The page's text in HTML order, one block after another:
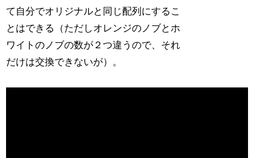
て自分でオリジナルと同じ配列にするこ
とはできる（ただしオレンジのノブとホ
ワイトのノブの数が２つ違うので、それ
だけは交換できないが）。